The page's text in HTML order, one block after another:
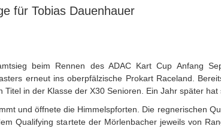
für Tobias Dauenhauer
beim Rennen des ADAC Kart Cup Anfang
erneut ins oberpfälzische Prokart Raceland.
in der Klasse der X30 Senioren. Ein Jahr später hat
und öffnete die Himmelspforten. Die regnerischen
Qualifying startete der Mörlenbacher jeweils von